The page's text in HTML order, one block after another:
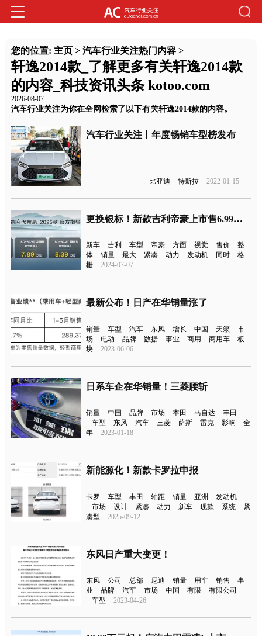
您的位置: 主页> 汽车行业关注热门内容>
轩逸2014款_了解更多有关轩逸2014款
的内容_科技资讯头条 kotoo.com
2026-08-07
汽车行业关注为你在全网检索了以下有关轩逸2014款的内容。
汽车行业关注丨年度畅销车型榜发布
比亚迪 特斯拉 2022-01-15
更换银标！新款吉利帝豪上市售6.99万元起
新车 吉利 车型 帝豪 方面 视觉 售价
整
体
销量 最大 紧凑 动力 发动机 同时
格
栅
2024-07-07
最新公布！日产在华销量涨了
销量 车型 汽车 东风 增长 中国 天籁
市
场
电动 品牌 数据 事业 商用 商用车
板
块
2023-06-06
日系车企在华销量！三菱腰斩
销量 中国 品牌 市场 本田 马自达
丰田
车型
东风 汽车 三菱 萨斯 雷克 影响
全
年
2023-01-18
新能源化！新款卡罗拉申报
卡罗 车型 丰田 轴距 销量 亚洲
发动机
市场
设计 紧凑 动力 新车 现款 系统
紧
凑型
2025-09-12
东风日产重大变更！
东风 公司 总部 尼迪 销量 用车 销售
事
业
品牌 汽车 市场 中国 有限
有限公司
车型
2023-04-26